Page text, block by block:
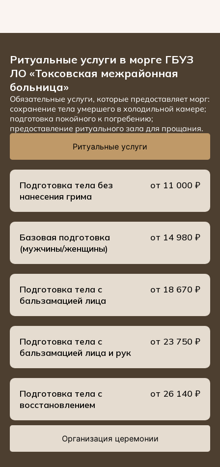
Ритуальные услуги в морге ГБУЗ
ЛО «Токсовская межрайонная
больница»
Обязательные услуги, которые предоставляет морг:
сохранение тела умершего в холодильной камере;
подготовка покойного к погребению;
предоставление ритуального зала для прощания.
Ритуальные услуги
Организация церемонии
Подготовка тела без
нанесения грима
от 11 000 ₽
Базовая подготовка
(мужчины/женщины)
от 14 980 ₽
Подготовка тела с
бальзамацией лица
от 18 670 ₽
Подготовка тела с
бальзамацией лица и рук
от 23 750 ₽
Подготовка тела с
восстановлением
от 26 140 ₽